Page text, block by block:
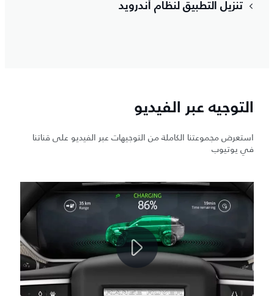
تنزيل التطبيق لنظام أندرويد
التوجيه عبر الفيديو
استعرض مجموعتنا الكاملة من التوجيهات عبر الفيديو على قناتنا
في يوتيوب